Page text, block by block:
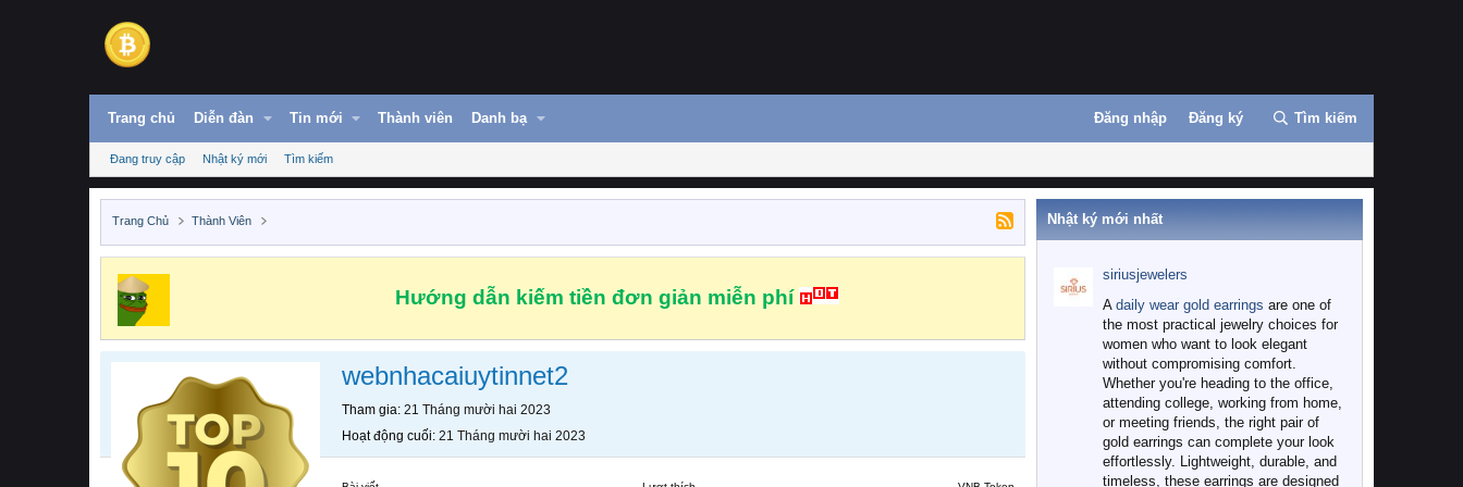
Trang chủ Diễn đàn Tin mới Thành viên Danh bạ Đăng nhập Đăng ký Tìm kiếm
Đang truy cập Nhật ký mới Tìm kiếm
Trang Chủ Thành Viên
Hướng dẫn kiếm tiền đơn giản miễn phí
webnhacaiuytinnet2
Tham gia 21 Tháng mười hai 2023
Hoạt động cuối 21 Tháng mười hai 2023
Nhật ký mới nhất
siriusjewelers
A daily wear gold earrings are one of
the most practical jewelry choices for
women who want to look elegant
without compromising comfort.
Whether you're heading to the office,
attending college, working from home,
or meeting friends, the right pair of
gold earrings can complete your look
effortlessly. Lightweight, durable, and
timeless, these earrings are designed